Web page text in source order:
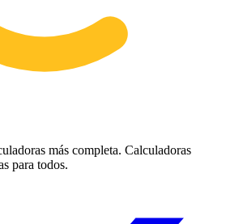
más completa. Calculadoras
para todos.